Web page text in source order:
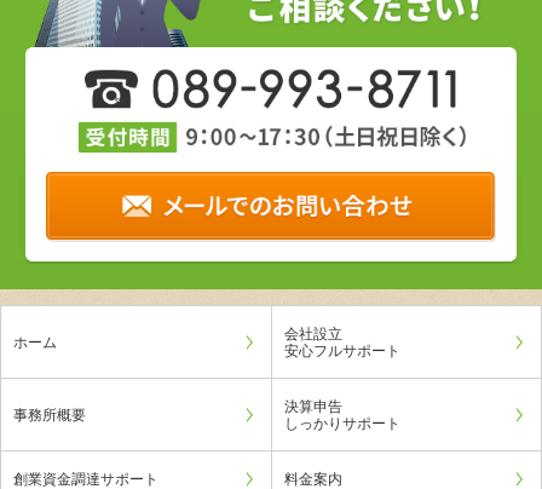
ホーム
会社設立
安心フルサポート
事務所概要
決算申告
しっかりサポート
創業資金調達サポート 料金案内